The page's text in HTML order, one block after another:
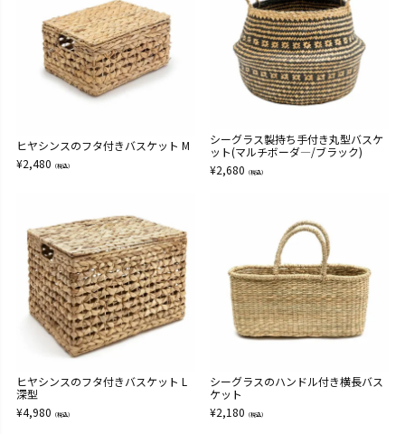
ヒヤシンスのフタ付きバスケット M
¥2,480 （税込）
シーグラス製持ち手付き丸型バスケ
ット(マルチボーダ―/ブラック)
¥2,680 （税込）
ヒヤシンスのフタ付きバスケット L
深型
¥4,980 （税込）
シーグラスのハンドル付き横長バス
ケット
¥2,180 （税込）